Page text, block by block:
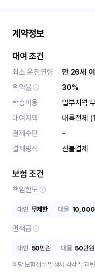
계약정보
대여 조건
최소 운전연령
만 26세
위약율
30%
탁송비용
일부지역
대여지역
내륙전체
결제수단
-
결제방식
선불결제
보험 조건
책임한도
대인 무제한 대물 10,000
면책금
대인 50만원 대물 50만원
해당 보험접수 발생시 각각 부과